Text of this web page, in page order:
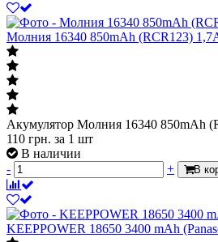
Молния 16340 850mAh (RCR123)
Акумулятор Молния 16340 850mAh
110 грн. за 1 шт
В наличии
-
+ В
KEEPPOWER 18650 3400 mAh